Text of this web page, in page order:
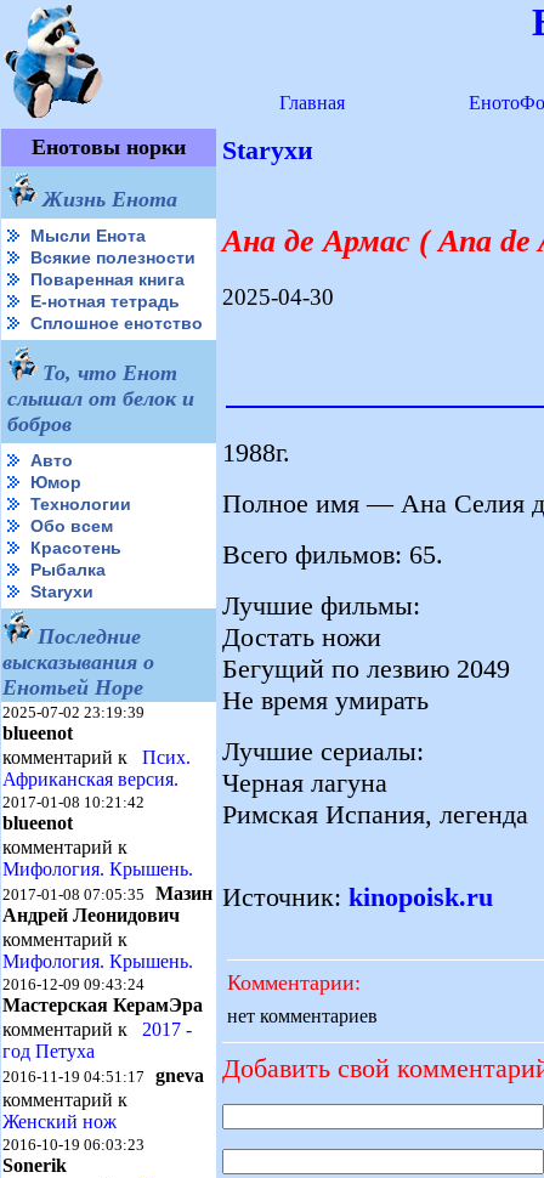
Главная
Енотовы норки
Жизнь Енота
Мысли Енота
Всякие полезности
Поваренная книга
Е-нотная тетрадь
Сплошное енотство
То, что Енот
слышал от белок и
бобров
Авто
Юмор
Технологии
Обо всем
Красотень
Рыбалка
Starухи
Последние
высказывания о
Енотьей Норе
2025-07-02 23:19:39
blueenot
комментарий к Псих.
Африканская версия.
2017-01-08 10:21:42
blueenot
комментарий к
Мифология. Крышень.
2017-01-08 07:05:35 Мазин
Андрей Леонидович
комментарий к
Мифология. Крышень.
2016-12-09 09:43:24
Мастерская КерамЭра
комментарий к 2017 -
год Петуха
2016-11-19 04:51:17 gneva
комментарий к
Женский нож
2016-10-19 06:03:23
Sonerik
Starухи
Ана де Армас ( Ana de
2025-04-30
1988г.
Полное имя — Ана Селия
Всего фильмов: 65.
Лучшие фильмы:
Достать ножи
Бегущий по лезвию 2049
Не время умирать
Лучшие сериалы:
Черная лагуна
Римская Испания, легенда
Источник: kinopoisk.ru
Комментарии:
нет комментариев
Добавить свой